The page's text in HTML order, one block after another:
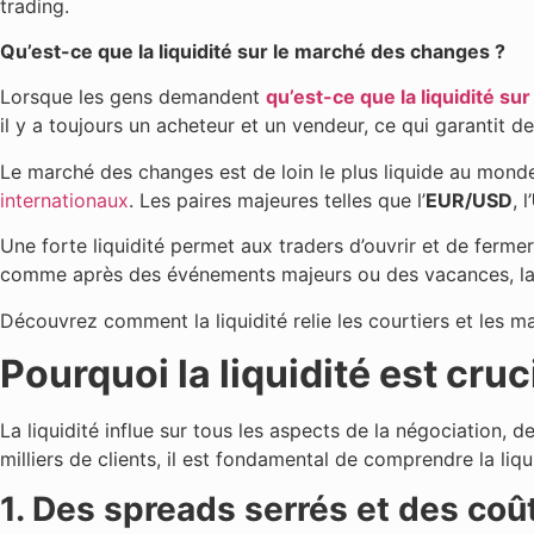
trading.
Qu’est-ce que la liquidité sur le marché des changes ?
Lorsque les gens demandent qu’est-ce que la liquidité
il y a toujours un acheteur et un vendeur, ce qui garantit
Le marché des changes est de loin le plus liquide au
internationaux. Les paires majeures telles que l’EUR/USD, l’
Une forte liquidité permet aux traders d’ouvrir et de
comme après des événements majeurs ou des vacances,
Découvrez comment la liquidité relie les courtiers et les
Pourquoi la liquidité est
La liquidité influe sur tous les aspects de la négociation,
milliers de clients, il est fondamental de comprendre la
1. Des spreads serrés et des